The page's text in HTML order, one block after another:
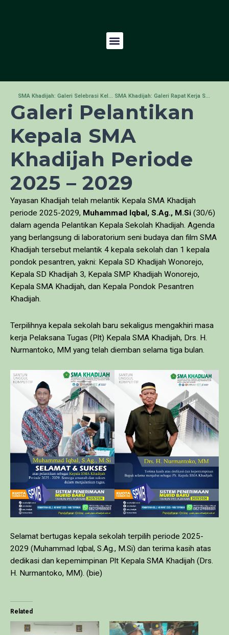
SMA Khadijah: Galeri Selebrasi Kelulusan Siswa 2025 SMA Khadijah: Galeri Rapat Kerja Sekolah 2025
Galeri Pelantikan
Kepala SMA
Khadijah Periode
2025 – 2029
Yayasan Khadijah telah melantik Kepala SMA Khadijah
periode 2025-2029, Muhammad Iqbal, S.Ag., M.Si (30/6)
dalam agenda Pelantikan Kepala Sekolah Khadijah. Agenda
yang berlangsung di laboratorium seni budaya dan film SMA
Khadijah tersebut melantik 4 kepala sekolah dan 1 kepala
pondok pesantren, yakni: Kepala SD Khadijah Wonorejo,
Kepala SD Khadijah 3, Kepala SMP Khadijah Wonorejo,
Kepala SMA Khadijah, dan Kepala Pondok Pesantren
Khadijah.
Terpilihnya kepala sekolah baru sekaligus mengakhiri masa
kerja Pelaksana Tugas (Plt) Kepala SMA Khadijah, Drs. H.
Nurmantoko, MM yang telah diemban selama tiga bulan.
Selamat bertugas kepala sekolah terpilih periode 2025-
2029 (Muhammad Iqbal, S.Ag., M.Si) dan terima kasih atas
dedikasi dan kepemimpinan Plt Kepala SMA Khadijah (Drs.
H. Nurmantoko, MM). (bie)
Related